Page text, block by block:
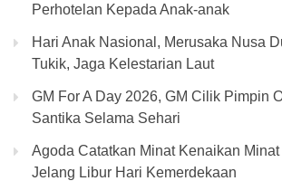
Perhotelan Kepada Anak-anak
Hari Anak Nasional, Merusaka Nusa
Tukik, Jaga Kelestarian Laut
GM For A Day 2026, GM Cilik Pimpin
Santika Selama Sehari
Agoda Catatkan Minat Kenaikan
Jelang Libur Hari Kemerdekaan